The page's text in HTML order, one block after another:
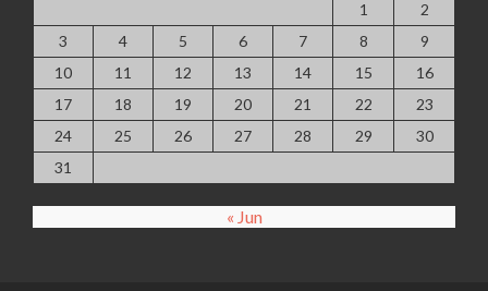
1
2
3
4 5 6 7 8
9
10
11 12 13 14 15
16
17
18 19 20 21 22
23
24
25 26 27 28 29
30
31
« Jun